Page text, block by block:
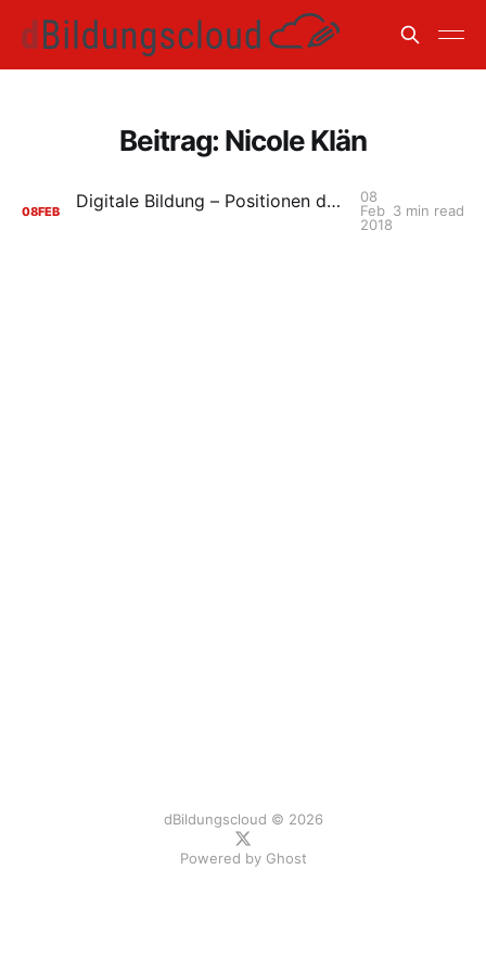
Beitrag: Nicole Klän
08FEB Digitale Bildung – Positionen der politischen Parteien
08
Feb
2018
3 min read
dBildungscloud © 2026
Powered by Ghost